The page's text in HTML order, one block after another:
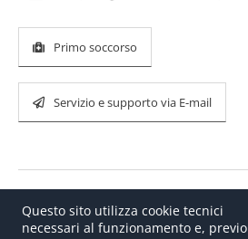
Primo soccorso
Servizio e supporto via E-mail
Questo sito utilizza cookie tecnici
necessari al funzionamento e, previo